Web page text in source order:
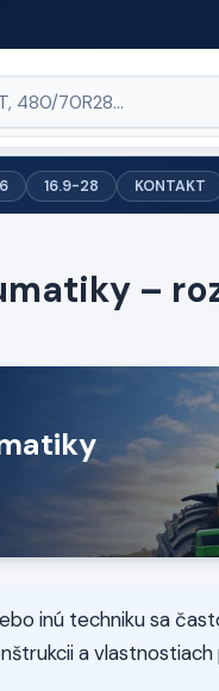
16.9-28 KONTAKT
–
inú techniku sa
a